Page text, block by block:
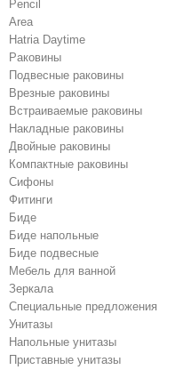
Pencil
Area
Hatria Daytime
Раковины
Подвесные раковины
Врезные раковины
Встраиваемые раковины
Накладные раковины
Двойные раковины
Компактные раковины
Сифоны
Фитинги
Биде
Биде напольные
Биде подвесные
Мебель для ванной
Зеркала
Специальные предложения
Унитазы
Напольные унитазы
Приставные унитазы